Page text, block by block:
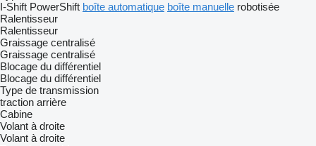
I-Shift PowerShift boîte automatique boîte manuelle robotisée
Ralentisseur
Ralentisseur
Graissage centralisé
Graissage centralisé
Blocage du différentiel
Blocage du différentiel
Type de transmission
traction arrière
Cabine
Volant à droite
Volant à droite